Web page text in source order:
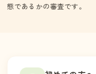
態であるかの審査です。